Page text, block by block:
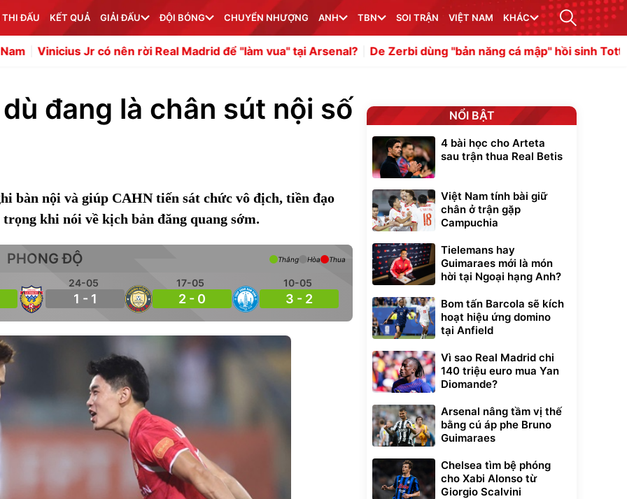
THI ĐẤU KẾT QUẢ GIẢI ĐẤU ĐỘI BÓNG CHUYỂN NHƯỢNG ANH TBN SOI TRẬN VIỆT NAM KHÁC
Jr có nên rời Real Madrid để "làm vua" tại Arsenal? De Zerbi dùng ''bản năng cá mập'' hồi sinh Tottenham
đang là chân sút nội số
bàn nội và giúp CAHN tiến sát chức vô địch, tiền đạo
khi nói về kịch bản đăng quang sớm.
PHONG ĐỘ
24-05
1 - 1
17-05
2 - 0
10-05
3 - 2
Thắng Hòa Thua
NỔI BẬT
4 bài học cho Arteta
sau trận thua Real Betis
Việt Nam tính bài giữ
chân ở trận gặp
Campuchia
Tielemans hay
Guimaraes mới là món
hời tại Ngoại hạng Anh?
Bom tấn Barcola sẽ kích
hoạt hiệu ứng domino
tại Anfield
Vì sao Real Madrid chi
140 triệu euro mua Yan
Diomande?
Arsenal nâng tầm vị thế
bằng cú áp phe Bruno
Guimaraes
Chelsea tìm bệ phóng
cho Xabi Alonso từ
Giorgio Scalvini